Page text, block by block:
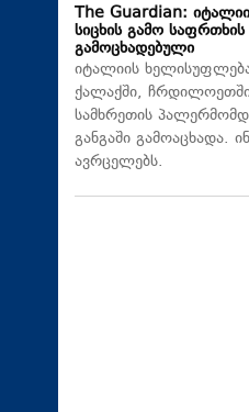
The Guardian:
სიცხის გამო
გამოცხადებული
იტალიის
ქალაქში,
სამხრეთის
განგაში გამოაცხადა.
ავრცელებს.